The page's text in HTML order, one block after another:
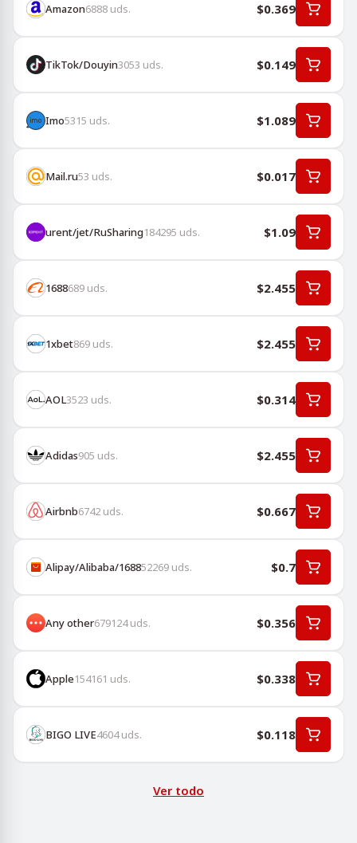
Amazon6888 uds. $0.369
TikTok/Douyin3053 uds. $0.149
Imo5315 uds. $1.089
Mail.ru53 uds. $0.017
urent/jet/RuSharing184295 uds. $1.09
1688689 uds. $2.455
1хbet869 uds. $2.455
AOL3523 uds. $0.314
Adidas905 uds. $2.455
Airbnb6742 uds. $0.667
Alipay/Alibaba/168852269 uds. $0.7
Any other679124uds. $0.356
Apple154161 uds. $0.338
BIGO LIVE4604uds. $0.118
Ver todo